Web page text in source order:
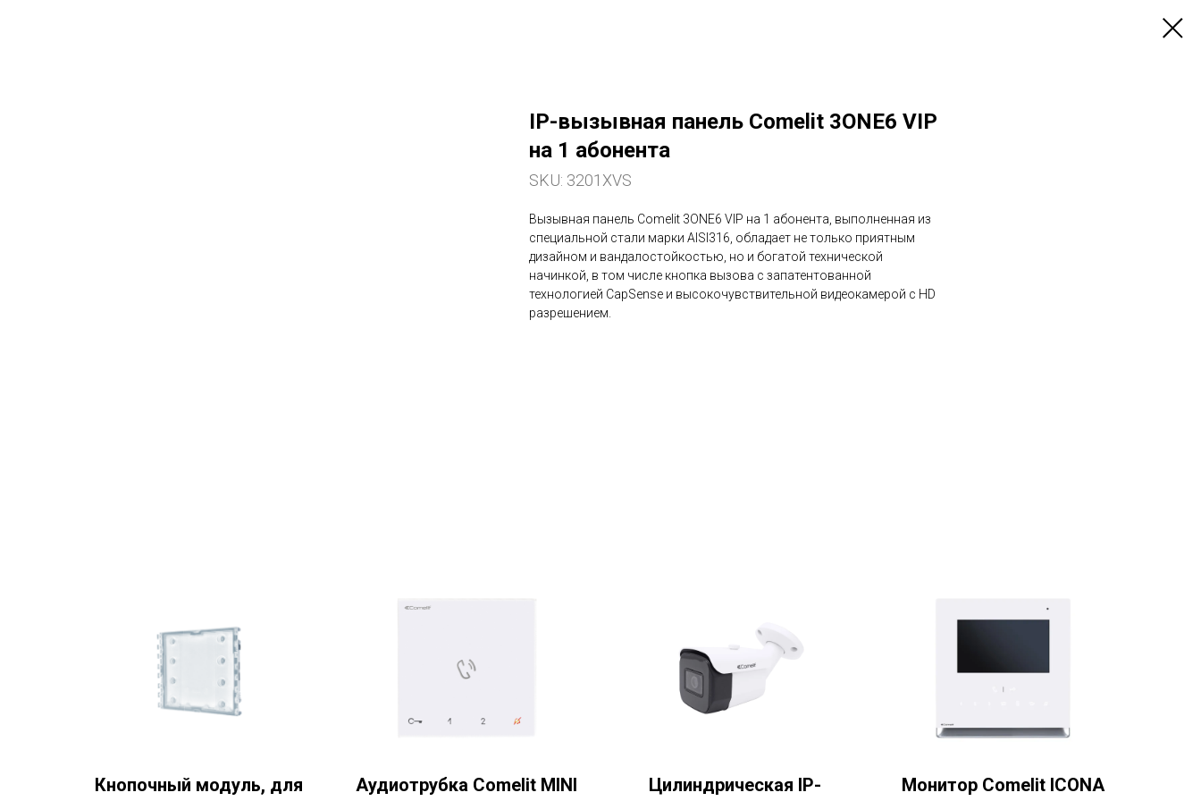
IP-вызывная панель Comelit 3ONE6 VIP
на 1 абонента
SKU: 3201XVS
Вызывная панель Comelit 3ONE6 VIP на 1 абонента, выполненная из
специальной стали марки AISI316, обладает не только приятным
дизайном и вандалостойкостью, но и богатой технической
начинкой, в том числе кнопка вызова с запатентованной
технологией CapSense и высокочувствительной видеокамерой с HD
разрешением.
Кнопочный модуль, для
Аудиотрубка Comelit MINI
Цилиндрическая IP-
Монитор Comelit ICONA